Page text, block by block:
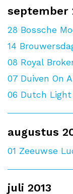
september
28 Bossche
14
08 Royal
07 Duiven On
06 Dutch
augustus
01 Zeeuwse
juli 2013